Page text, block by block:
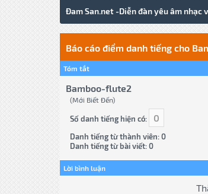
Đam San.net -Diễn đàn yêu âm nhạc
Báo cáo điểm danh tiếng cho
Tóm tắt
Bamboo-flute2
(Mới Biết Đến)
Số danh tiếng hiện có: 0
Danh tiếng từ thành viên: 0
Danh tiếng từ bài viết: 0
Lời bình luận